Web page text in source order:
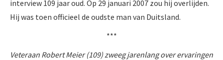
interview 109 jaar oud. Op 29 januari 2007 zou hij overlijden.
Hij was toen officieel de oudste man van Duitsland.
***
Veteraan Robert Meier (109) zweeg jarenlang over ervaringen